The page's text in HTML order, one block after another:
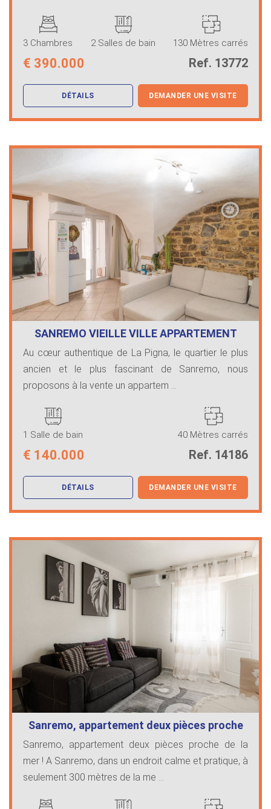
3 Chambres 2 Salles de bain 130 Mètres carrés
€ 390.000 Ref. 13772
DÉTAILS DEMANDER UNE VISITE
SANREMO VIEILLE VILLE APPARTEMENT
RÉNOVÉ
Au cœur authentique de La Pigna, le quartier le plus
ancien et le plus fascinant de Sanremo, nous
proposons à la vente un appartem ...
1 Salle de bain 40 Mètres carrés
€ 140.000 Ref. 14186
DÉTAILS DEMANDER UNE VISITE
Sanremo, appartement deux pièces proche
…
Sanremo, appartement deux pièces proche de la
mer ! A Sanremo, dans un endroit calme et pratique, à
seulement 300 mètres de la me ...